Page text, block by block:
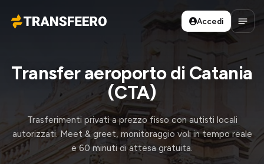
Transfeero
Accedi
Apri
Transfer aeroporto di Catania
(CTA)
Trasferimenti privati a prezzo fisso con autisti locali
autorizzati. Meet & greet, monitoraggio voli in tempo reale
e 60 minuti di attesa gratuita.